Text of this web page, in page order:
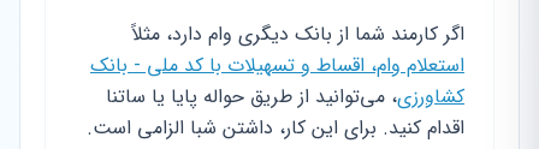
اگر کارمند شما از بانک دیگری وام دارد، مثلاً
استعلام وام، اقساط و تسهیلات با کد ملی - بانک
کشاورزی، می‌توانید از طریق حواله پایا یا ساتنا
اقدام کنید. برای این کار، داشتن شبا الزامی است.